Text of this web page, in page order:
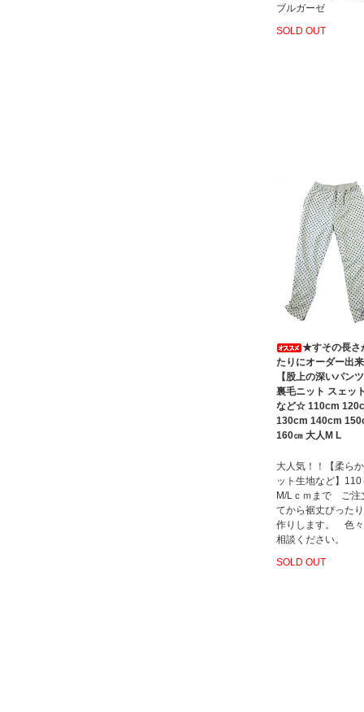
ブルガーゼ
SOLD OUT
★すその長さ
たりにオーダー出
【股上の深いパン
裏毛ニット スェッ
など☆ 110cm
130cm 140cm
160㎝ 大人M L
大人気！！【柔ら
ット生地など】110
M/Lｃｍまで ご注
てから裾丈ぴった
作りします。 色
相談ください。
SOLD OUT